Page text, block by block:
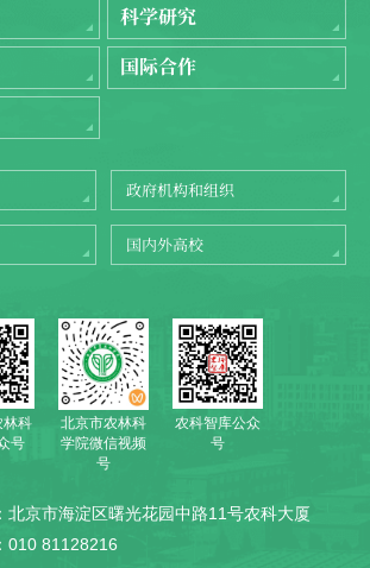
科学研究
国际合作
政府机构和组织
国内外高校
林科
号
北京市农林科
学院微信视频
号
农科智库公众
号
北京市海淀区曙光花园中路11号农科大厦
010 81128216